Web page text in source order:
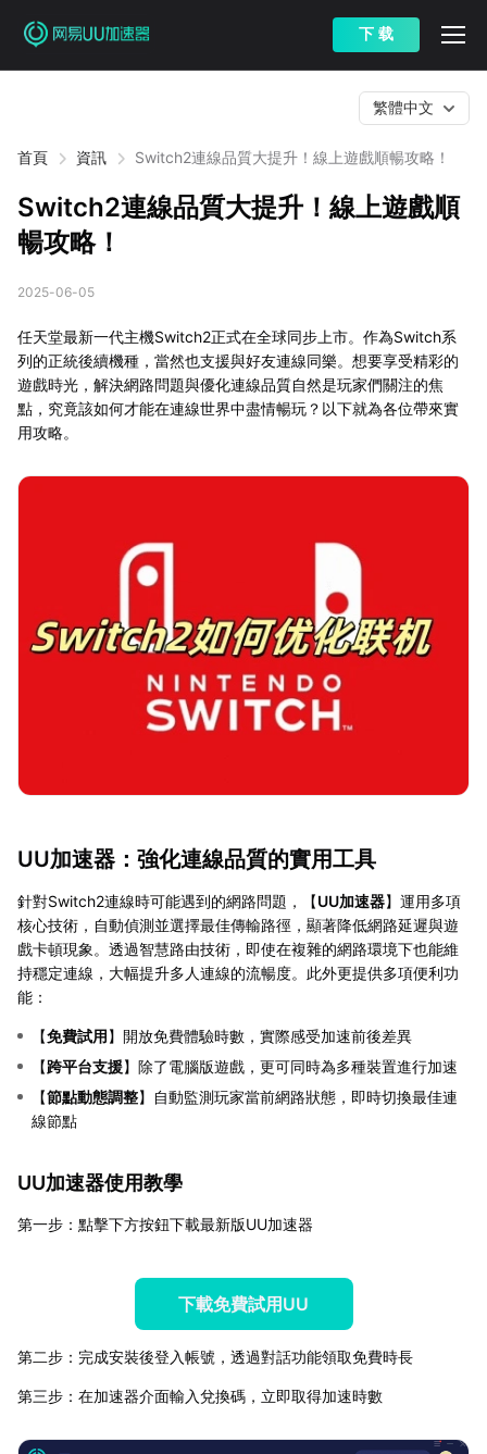
下 载
首頁 資訊 Switch2連線品質大提升！線上遊戲順暢攻略！
繁體中文
Switch2連線品質大提升！線上遊戲順
暢攻略！
2025-06-05
任天堂最新一代主機Switch2正式在全球同步上市。作為Switch系
列的正統後續機種，當然也支援與好友連線同樂。想要享受精彩的
遊戲時光，解決網路問題與優化連線品質自然是玩家們關注的焦
點，究竟該如何才能在連線世界中盡情暢玩？以下就為各位帶來實
用攻略。
UU加速器：強化連線品質的實用工具
針對Switch2連線時可能遇到的網路問題，【UU加速器】運用多項
核心技術，自動偵測並選擇最佳傳輸路徑，顯著降低網路延遲與遊
戲卡頓現象。透過智慧路由技術，即使在複雜的網路環境下也能維
持穩定連線，大幅提升多人連線的流暢度。此外更提供多項便利功
能：
【免費試用】開放免費體驗時數，實際感受加速前後差異
【跨平台支援】除了電腦版遊戲，更可同時為多種裝置進行加速
【節點動態調整】自動監測玩家當前網路狀態，即時切換最佳連
線節點
UU加速器使用教學
第一步：點擊下方按鈕下載最新版UU加速器
下載免費試用UU
第二步：完成安裝後登入帳號，透過對話功能領取免費時長
第三步：在加速器介面輸入兌換碼，立即取得加速時數